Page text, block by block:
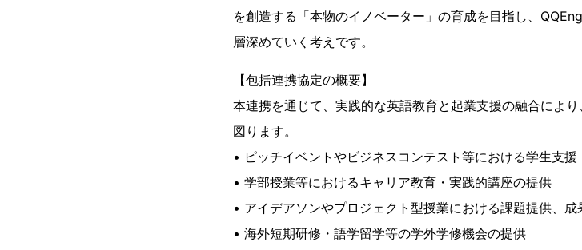
を創造する「本物のイノベーター」の育成を目指し、
層深めていく考えです。
【包括連携協定の概要】
本連携を通じて、実践的な英語教育と起業支援の融合によ
図ります。
• ピッチイベントやビジネスコンテスト等における学生支援
• 学部授業等におけるキャリア教育・実践的講座の提供
• アイデアソンやプロジェクト型授業における課題提供、成
• 海外短期研修・語学留学等の学外学修機会の提供